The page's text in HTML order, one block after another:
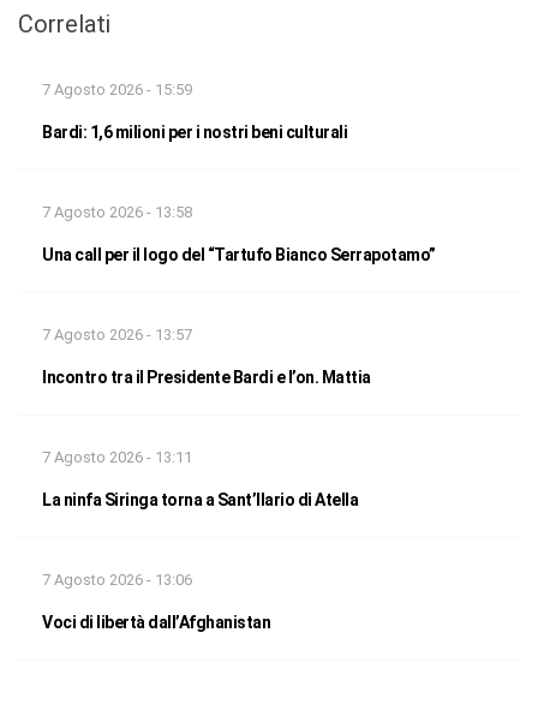
Correlati
7 Agosto 2026 - 15:59
Bardi: 1,6 milioni per i nostri beni culturali
7 Agosto 2026 - 13:58
Una call per il logo del “Tartufo Bianco Serrapotamo”
7 Agosto 2026 - 13:57
Incontro tra il Presidente Bardi e l’on. Mattia
7 Agosto 2026 - 13:11
La ninfa Siringa torna a Sant’Ilario di Atella
7 Agosto 2026 - 13:06
Voci di libertà dall’Afghanistan